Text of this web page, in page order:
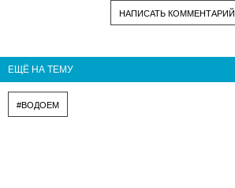
НАПИСАТЬ КОММЕНТАРИЙ
ЕЩЁ НА ТЕМУ
#ВОДОЕМ